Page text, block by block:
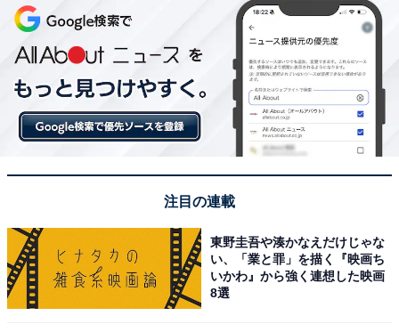
注目の連載
東野圭吾や湊かなえだけじゃな
い、「業と罪」を描く『映画ち
いかわ』から強く連想した映画
8選